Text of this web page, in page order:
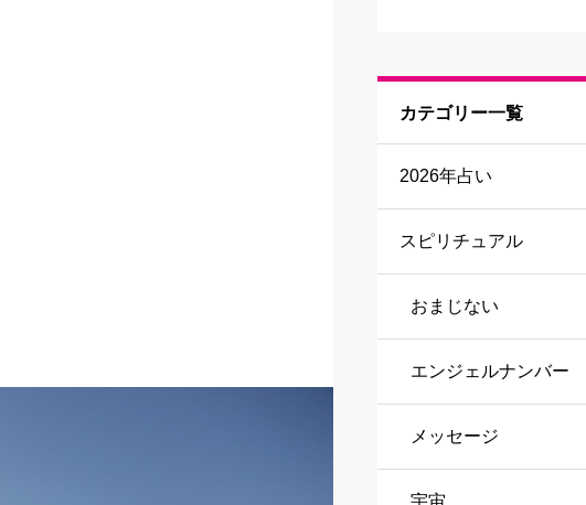
カテゴリー一覧
2026年占い
スピリチュアル
おまじない
エンジェルナンバー
メッセージ
宇宙